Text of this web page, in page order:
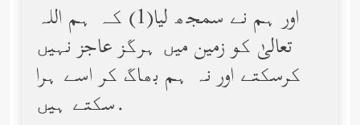
اور ہم نے سمجھ لیا(1) کہ ہم اللہ
تعالیٰ کو زمین میں ہرگز عاجز نہیں
کرسکتے اور نہ ہم بھاگ کر اسے ہرا
سکتے ہیں.